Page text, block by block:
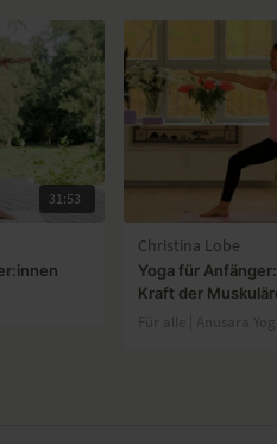
31:53
Christina Lobe
Yoga für
Kraft der
Für alle | Anusara